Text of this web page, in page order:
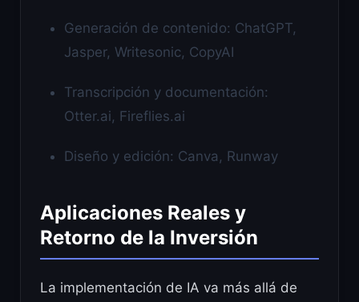
Generación de contenido: ChatGPT,
Jasper, Writesonic, CopyAI
Transcripción y documentación:
Otter.ai, Fireflies.ai
Diseño y edición: Canva, Runway
Aplicaciones Reales y
Retorno de la Inversión
La implementación de IA va más allá de